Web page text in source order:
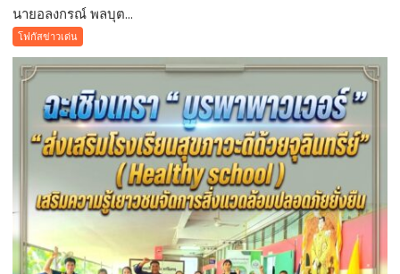
ประเทศ
สิง
หา
วัน
รพี“
อุดมคติ
นัก
กฎหมาย
ภาย
ใต้
นายอลงกรณ์ พลบุต...
โฟกัสข่าวเด่น